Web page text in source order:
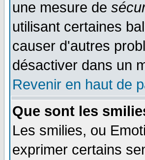
une mesure de
utilisant certaines
causer d'autres
désactiver dans un
Revenir en haut de
Que sont les
Les smilies, ou
exprimer certains